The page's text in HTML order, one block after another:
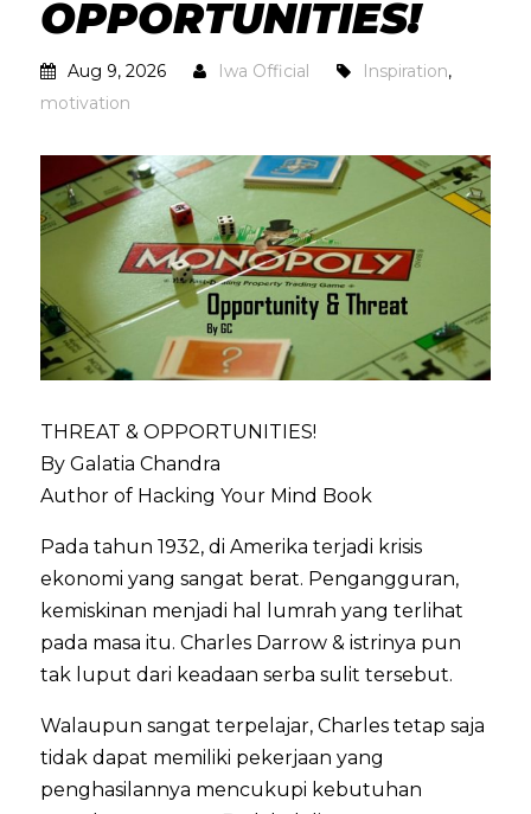
OPPORTUNITIES!
Aug 9, 2026 Iwa Official Inspiration,
motivation
THREAT & OPPORTUNITIES!
By Galatia Chandra
Author of Hacking Your Mind Book
Pada tahun 1932, di Amerika terjadi krisis
ekonomi yang sangat berat. Pengangguran,
kemiskinan menjadi hal lumrah yang terlihat
pada masa itu. Charles Darrow & istrinya pun
tak luput dari keadaan serba sulit tersebut.
Walaupun sangat terpelajar, Charles tetap saja
tidak dapat memiliki pekerjaan yang
penghasilannya mencukupi kebutuhan